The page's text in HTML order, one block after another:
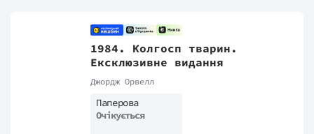
1984. Колгосп тварин.
Ексклюзивне видання
Джордж Орвелл
Паперова
Очікується